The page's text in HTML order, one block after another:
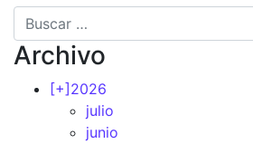
Buscar
Archivo
[+] 2026
julio
junio